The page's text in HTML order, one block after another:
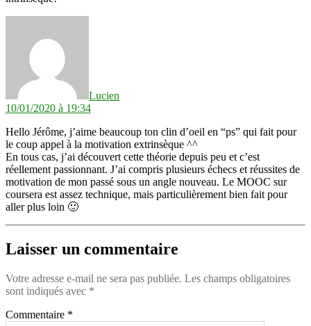
Lucien
10/01/2020 à 19:34
Hello Jérôme, j’aime beaucoup ton clin d’oeil en “ps” qui fait pour
le coup appel à la motivation extrinsèque ^^
En tous cas, j’ai découvert cette théorie depuis peu et c’est
réellement passionnant. J’ai compris plusieurs échecs et réussites de
motivation de mon passé sous un angle nouveau. Le MOOC sur
coursera est assez technique, mais particulièrement bien fait pour
aller plus loin 🙂
Laisser un commentaire
Votre adresse e-mail ne sera pas publiée. Les champs obligatoires
sont indiqués avec *
Commentaire *